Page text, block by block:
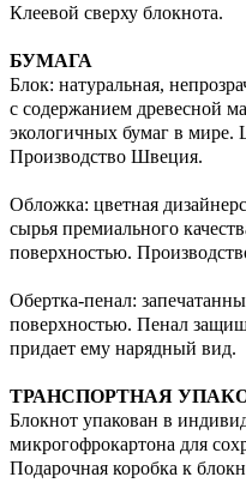
Клеевой сверху блокнота.
БУМАГА
Блок: натуральная,
с содержанием древесной
экологичных бумаг в мире.
Производство Швеция.
Обложка: цветная
сырья премиального
поверхностью.
Обертка-пенал:
поверхностью. Пенал
придает ему нарядный вид.
ТРАНСПОРТНАЯ
Блокнот упакован в
микрогофрокартона для
Подарочная коробка к